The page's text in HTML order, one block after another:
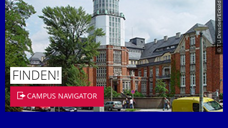
© TU Dresden/Eckold
FINDEN!
CAMPUS NAVIGATOR